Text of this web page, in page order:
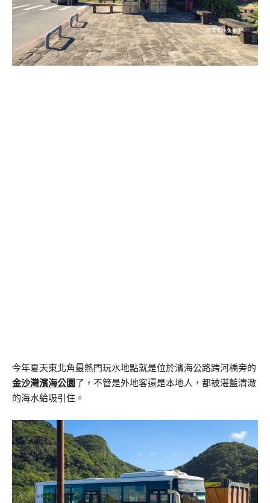
今年夏天東北角最熱門玩水地點就是位於濱海公路跨河橋旁的
金沙灣濱海公園 了，不管是外地客還是本地人，都被湛藍清澈
的海水給吸引住。